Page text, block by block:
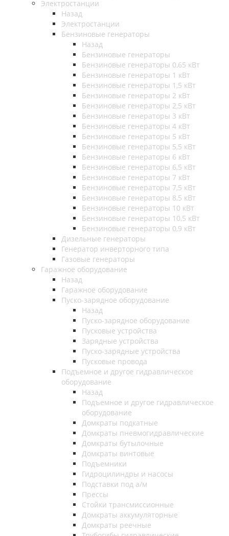
Электростанции
Назад
Электростанции
Бензиновые генераторы
Назад
Бензиновые генераторы
Бензиновые генераторы 0,65 кВт
Бензиновые генераторы 1 кВт
Бензиновые генераторы 1,5 кВт
Бензиновые генераторы 2 кВт
Бензиновые генераторы 2,5 кВт
Бензиновые генераторы 3 кВт
Бензиновые генераторы 4 кВт
Бензиновые генераторы 5 кВт
Бензиновые генераторы 5,5 кВт
Бензиновые генераторы 6 кВт
Бензиновые генераторы 6,5 кВт
Бензиновые генераторы 7 кВт
Бензиновые генераторы 7,5 кВт
Бензиновые генераторы 8,5 кВт
Бензиновые генераторы 10 кВт
Бензиновые генераторы 10,5 кВт
Бензиновые генераторы 0,9 кВт
Дизельные генераторы
Генератор инверторного типа
Газовые генераторы
Гаражное оборудование
Назад
Гаражное оборудование
Пуско-зарядное оборудование
Назад
Пуско-зарядное оборудование
Пусковые устройства
Зарядные устройства
Пуско-зарядные устройства
Пусковые провода
Подъемное и другое гидравлическое
оборудование
Назад
Подъемное и другое гидравлическое
оборудование
Домкраты подкатные
Домкраты пневмогидравлические
Домкраты бутылочные
Домкраты винтовые
Подъемники
Гидроцилиндры и насосы
Подставки под а/м
Прессы
Стойки трансмиссионные
Домкраты аккумуляторные
Домкраты реечные